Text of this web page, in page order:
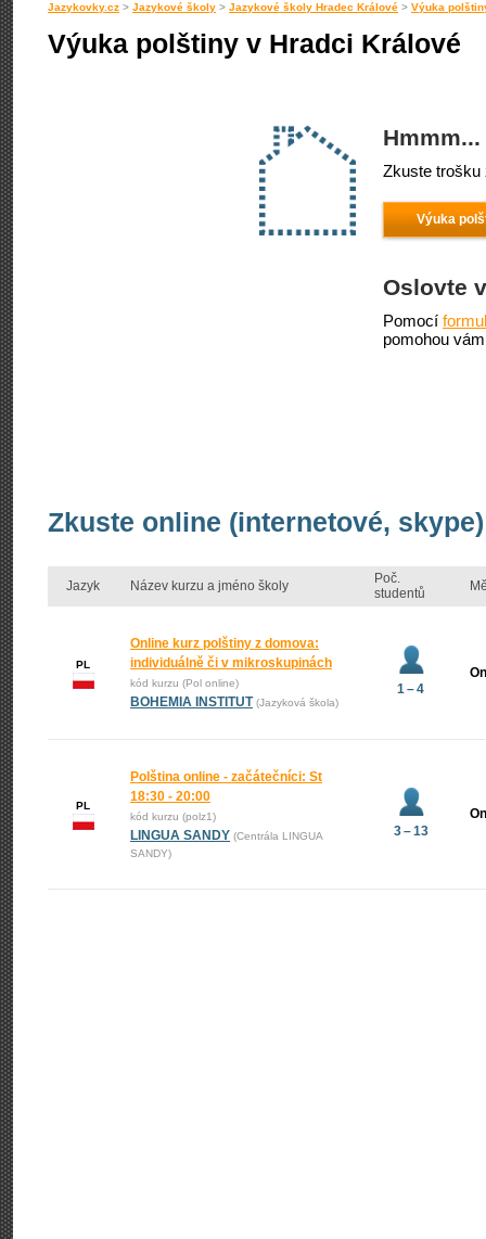
Jazykovky.cz > Jazykové školy > Jazykové školy Hradec Králové > Výuka
Výuka polštiny v Hradci Králové
Zkuste trošku
Výuka
Oslovte
Pomocí
pomohou
Zkuste online (internetové,
Jazyk Název kurzu a jméno školy
Poč.
studentů
PL
Online kurz polštiny z domova:
individuálně či v mikroskupinách
kód kurzu (Pol online)
BOHEMIA INSTITUT (Jazyková škola)
1 – 4
PL
Polština online - začátečníci: St
18:30 - 20:00
kód kurzu (polz1)
LINGUA SANDY (Centrála LINGUA
SANDY)
3 – 13